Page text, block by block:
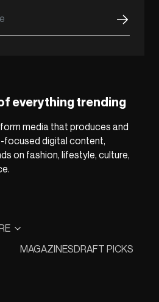
everything trending
media that produces and
focused digital content,
on fashion, lifestyle, culture,
MAGAZINESDRAFT PICKS